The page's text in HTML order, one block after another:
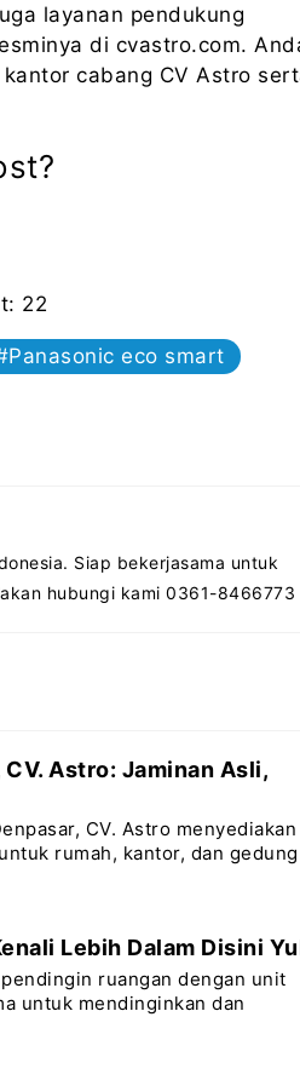
layanan pendukung
di cvastro.com.
cabang CV Astro
22
Panasonic eco smart
Siap bekerjasama untuk
hubungi kami 0361-8466773
Astro: Jaminan Asli,
CV. Astro menyediakan
rumah, kantor, dan gedung
Lebih Dalam Disini
ruangan dengan unit
untuk mendinginkan dan